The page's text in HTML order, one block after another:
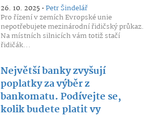
26. 10. 2025 •Petr Šindelář
Pro řízení v zemích Evropské unie
nepotřebujete mezinárodní řidičský průkaz.
Na místních silnicích vám totiž stačí
řidičák...
Největší banky zvyšují
poplatky za výběr z
bankomatu. Podívejte se,
kolik budete platit vy